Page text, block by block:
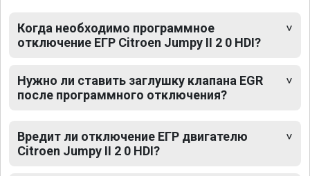
Когда необходимо программное
отключение ЕГР Citroen Jumpy II 2 0 HDI?
Нужно ли ставить заглушку клапана EGR
после программного отключения?
Вредит ли отключение ЕГР двигателю
Citroen Jumpy II 2 0 HDI?